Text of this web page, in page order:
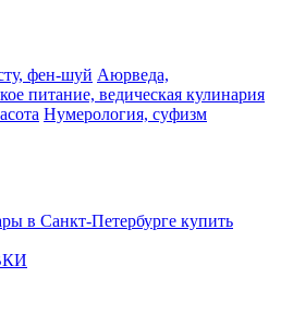
фен-шуй Аюрведа,
питание, ведическая кулинария
Нумерология, суфизм
в Санкт-Петербурге купить